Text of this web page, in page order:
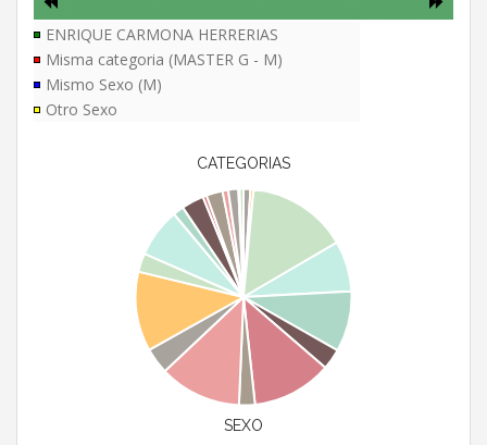
ENRIQUE CARMONA HERRERIAS
Misma categoria (MASTER G - M)
Mismo Sexo (M)
Otro Sexo
CATEGORIAS
SEXO